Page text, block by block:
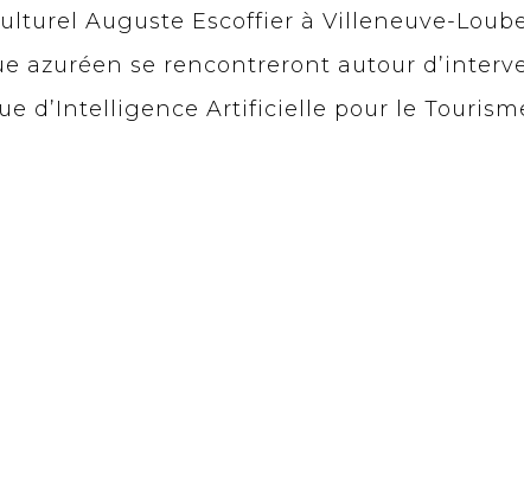
Auguste Escoffier à Villeneuve-
azuréen se rencontreront autour
d’Intelligence Artificielle pour le